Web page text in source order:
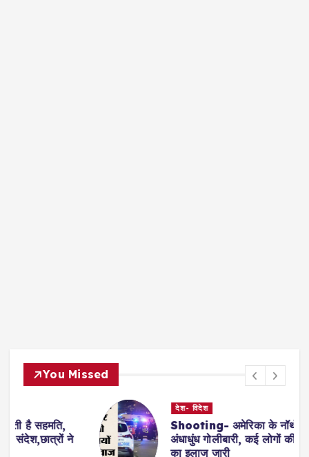
You Missed
देश- विदेश
Shooting- अमेरिका के नॉर्थ कैरोलिना में
अंधाधुंध गोलीबारी, कई लोगों की मौत, एक घायल
का इलाज जारी